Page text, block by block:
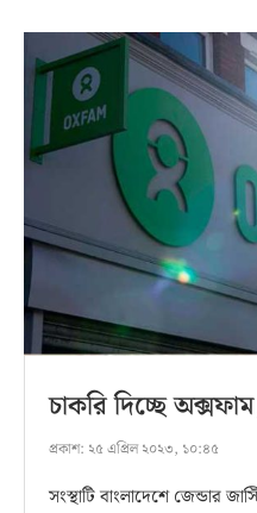
চাকরি দিচ্ছে
প্রকাশ: ২৫ এপ্রিল ২০২৩, ১০:৪৫
সংস্থাটি বাংলাদেশে জেন্ডার